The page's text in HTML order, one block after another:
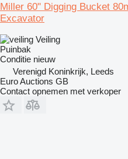
Miller 60" Digging Bucket
Excavator
Veiling
Puinbak
Conditie nieuw
Verenigd Koninkrijk, Leeds
Euro Auctions GB
Contact opnemen met verkoper